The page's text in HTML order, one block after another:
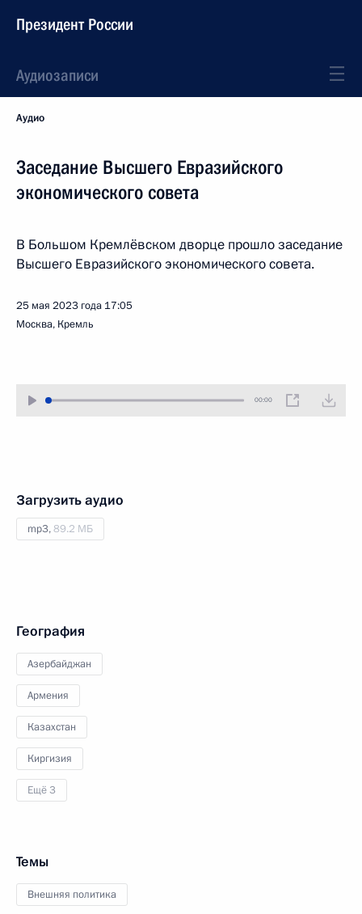
Президент России
Аудиозаписи
Аудио
Заседание Высшего Евразийского
экономического совета
В Большом Кремлёвском дворце прошло заседание
Высшего Евразийского экономического совета.
25 мая 2023 года 17:05
Москва, Кремль
00:00
Загрузить аудио
mp3,89.2 МБ
География
Азербайджан
Армения
Казахстан
Киргизия
Ещё 3
Темы
Внешняя политика